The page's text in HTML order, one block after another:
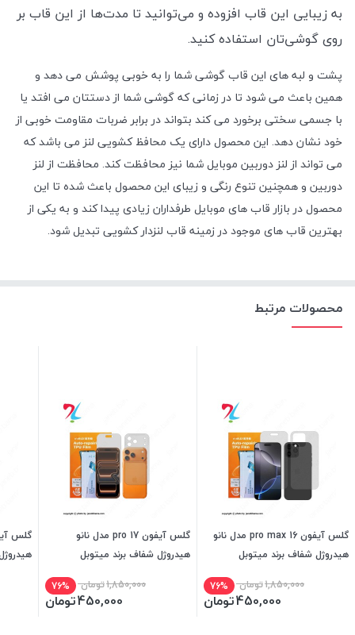
به زیبایی این قاب افزوده و می‌توانید تا مدت‌ها از این قاب بر
روی گوشی‌تان استفاده کنید.
پشت و لبه های این قاب گوشی شما را به خوبی پوشش می دهد و
همین باعث می شود تا در زمانی که گوشی شما از دستتان می افتد یا
با جسمی سختی برخورد می کند بتواند در برابر ضربات مقاومت خوبی از
خود نشان دهد. این محصول دارای یک محافظ کشویی لنز می باشد که
می تواند از لنز دوربین موبایل شما نیز محافظت کند. محافظت از لنز
دوربین و همچنین تنوع رنگی و زیبای این محصول باعث شده تا این
محصول در بازار قاب های موبایل طرفداران زیادی پیدا کند و به یکی از
بهترین قاب های موجود در زمینه قاب لنزدار کشویی تبدیل شود.
محصولات مرتبط
گلس آیفون 16 pro max مدل نانو
هیدروژل شفاف برند میتوبل
1,850,000تومان 76%
450,000تومان
گلس آیفون 17 pro مدل نانو
هیدروژل شفاف برند میتوبل
1,850,000تومان 76%
450,000تومان